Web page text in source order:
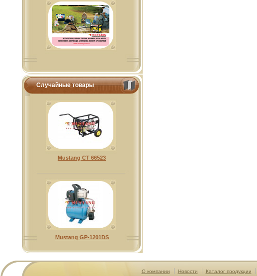
Случайные товары
Mustang CT 66523
Mustang GP-1201DS
О компании Новости Каталог продукции